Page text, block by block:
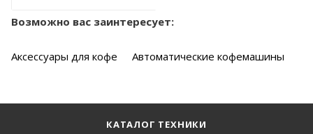
Возможно вас заинтересует:
Аксессуары для кофе Автоматические кофемашины
КАТАЛОГ ТЕХНИКИ